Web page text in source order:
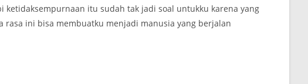
itu sudah tak jadi soal untukku karena yang
ini bisa membuatku menjadi manusia yang berjalan